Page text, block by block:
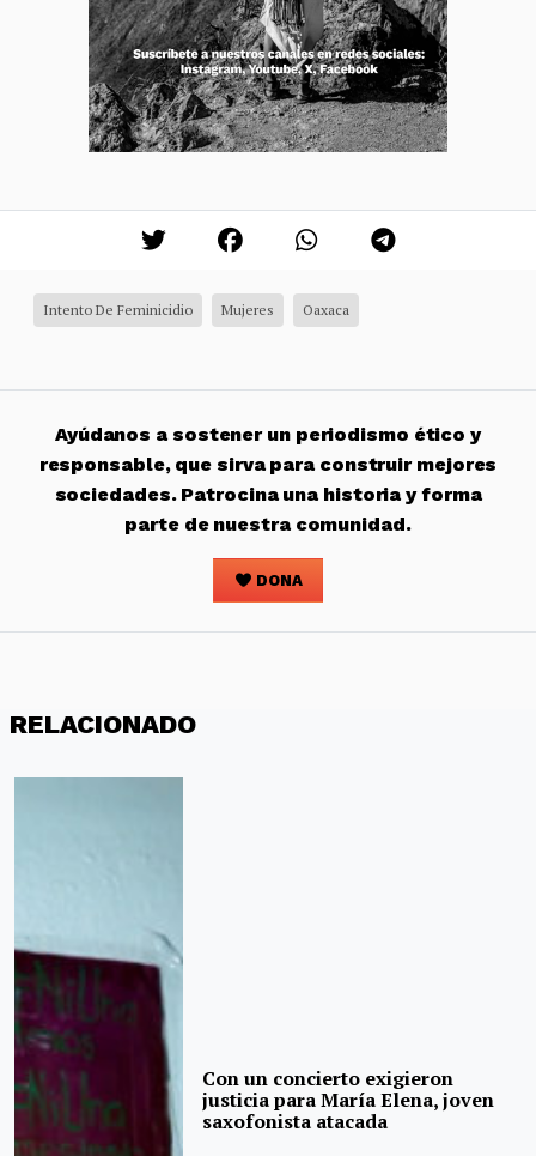
Intento De Feminicidio Mujeres Oaxaca
Ayúdanos a sostener un periodismo ético y
responsable, que sirva para construir mejores
sociedades. Patrocina una historia y forma
parte de nuestra comunidad.
DONA
RELACIONADO
Con un concierto exigieron
justicia para María Elena, joven
saxofonista atacada